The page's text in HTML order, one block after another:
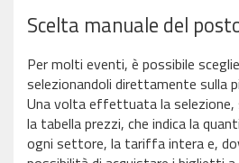
Scelta manuale del
Per molti eventi, è possibile
selezionandoli direttamente sulla
Una volta effettuata la
la tabella prezzi, che indica la
ogni settore, la tariffa intera e,